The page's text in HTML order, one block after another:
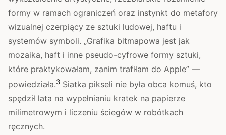
formy w ramach ograniczeń oraz instynkt do metafory
wizualnej czerpiący ze sztuki ludowej, haftu i
systemów symboli. „Grafika bitmapowa jest jak
mozaika, haft i inne pseudo-cyfrowe formy sztuki,
które praktykowałam, zanim trafiłam do Apple” —
powiedziała.3 Siatka pikseli nie była obca komuś, kto
spędził lata na wypełnianiu kratek na papierze
milimetrowym i liczeniu ściegów w robótkach
ręcznych.